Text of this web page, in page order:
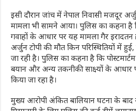
इसी दौरान जांच में नेपाल निवासी मजदूर
मामला भी सामने आया। पुलिस का कहना है
गवाहों के आधार पर यह मामला गैर इरादतन
अर्जुन टोपी की मौत किन परिस्थितियों में
जा रही है। पुलिस का कहना है कि पोस्टमार्टम
बयान और अन्य तकनीकी साक्ष्यों के
किया जा रहा है।
मुख्य आरोपी अंकित बालियान घटना के